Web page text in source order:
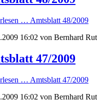
… Amtsblatt 48/2009
16:02 von Bernhard
47/2009
… Amtsblatt 47/2009
16:02 von Bernhard